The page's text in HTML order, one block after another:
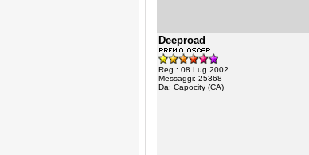
Deeproad
Reg.: 08 Lug 2002
Messaggi: 25368
Da: Capocity (CA)